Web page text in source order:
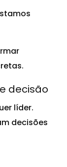
decisão
líder.
decisões